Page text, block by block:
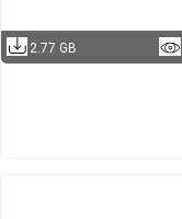
2.77 GB